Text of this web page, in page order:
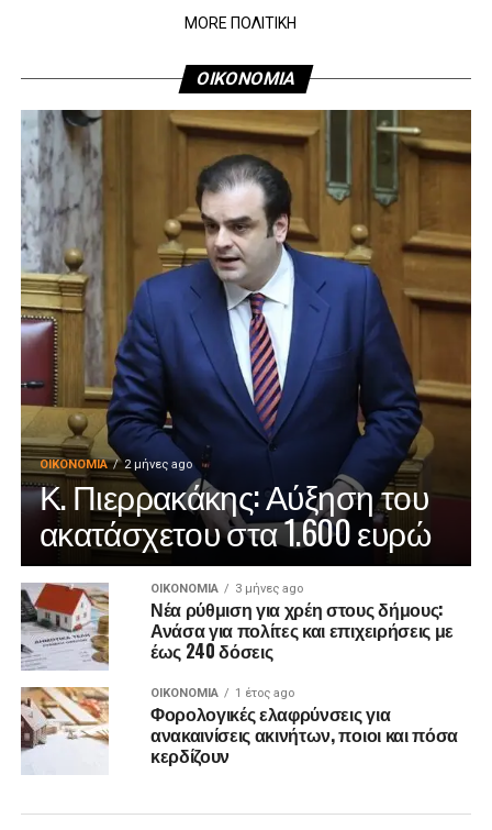
MORE ΠΟΛΙΤΙΚΗ
ΟΙΚΟΝΟΜΙΑ
ΟΙΚΟΝΟΜΊΑ 2 μήνες ago
Κ. Πιερρακάκης: Αύξηση του
ακατάσχετου στα 1.600 ευρώ
ΟΙΚΟΝΟΜΊΑ 3 μήνες ago
Νέα ρύθμιση για χρέη στους δήμους:
Ανάσα για πολίτες και επιχειρήσεις με
έως 240 δόσεις
ΟΙΚΟΝΟΜΊΑ 1 έτος ago
Φορολογικές ελαφρύνσεις για
ανακαινίσεις ακινήτων, ποιοι και πόσα
κερδίζουν